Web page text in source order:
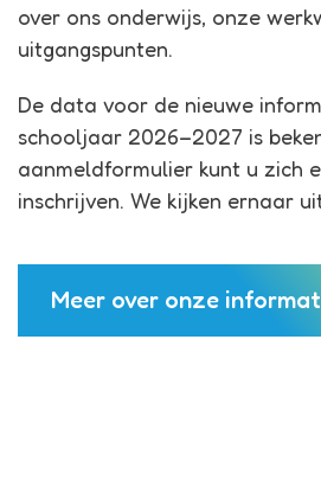
over ons onderwijs, onze
uitgangspunten.
De data voor de nieuwe
schooljaar 2026–2027 is
aanmeldformulier kunt u zich
inschrijven. We kijken ernaar
Meer over onze